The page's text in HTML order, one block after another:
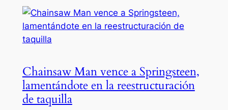
Chainsaw Man vence a Springsteen,
lamentándote en la reestructuración
de taquilla